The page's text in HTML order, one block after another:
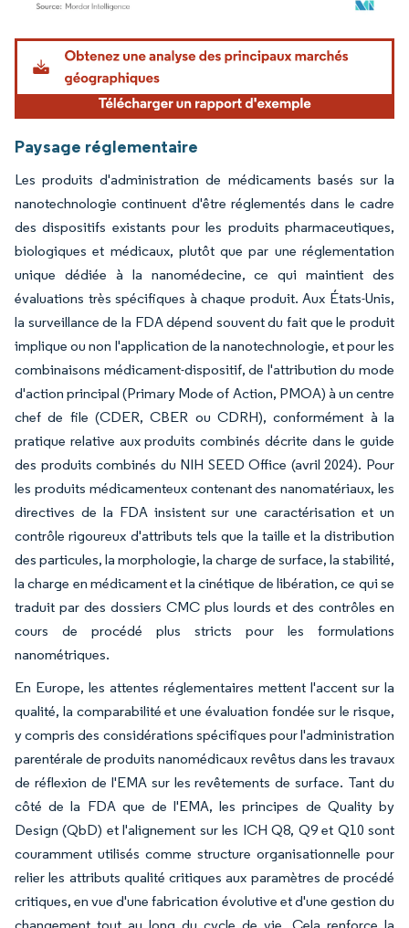
Image © Mordor Intelligence. La réutilisation nécessite une attribution sous CC BY
Paysage réglementaire
Les produits d'administration de médicaments basés sur la
nanotechnologie continuent d'être réglementés dans le cadre
des dispositifs existants pour les produits pharmaceutiques,
biologiques et médicaux, plutôt que par une réglementation
unique dédiée à la nanomédecine, ce qui maintient des
évaluations très spécifiques à chaque produit. Aux États-Unis,
la surveillance de la FDA dépend souvent du fait que le produit
implique ou non l'application de la nanotechnologie, et pour les
combinaisons médicament-dispositif, de l'attribution du mode
d'action principal (Primary Mode of Action, PMOA) à un centre
chef de file (CDER, CBER ou CDRH), conformément à la
pratique relative aux produits combinés décrite dans le guide
des produits combinés du NIH SEED Office (avril 2024). Pour
les produits médicamenteux contenant des nanomatériaux, les
directives de la FDA insistent sur une caractérisation et un
contrôle rigoureux d'attributs tels que la taille et la distribution
des particules, la morphologie, la charge de surface, la stabilité,
la charge en médicament et la cinétique de libération, ce qui se
traduit par des dossiers CMC plus lourds et des contrôles en
cours de procédé plus stricts pour les formulations
nanométriques.
En Europe, les attentes réglementaires mettent l'accent sur la
qualité, la comparabilité et une évaluation fondée sur le risque,
y compris des considérations spécifiques pour l'administration
parentérale de produits nanomédicaux revêtus dans les travaux
de réflexion de l'EMA sur les revêtements de surface. Tant du
côté de la FDA que de l'EMA, les principes de Quality by
Design (QbD) et l'alignement sur les ICH Q8, Q9 et Q10 sont
couramment utilisés comme structure organisationnelle pour
relier les attributs qualité critiques aux paramètres de procédé
critiques, en vue d'une fabrication évolutive et d'une gestion du